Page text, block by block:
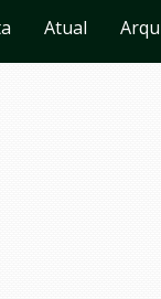
Atual